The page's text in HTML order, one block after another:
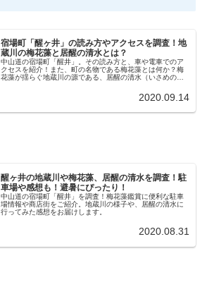
宿場町「醒ヶ井」の読み方やアクセスを調査！地
蔵川の梅花藻と居醒の清水とは？
中山道の宿場町「醒井」。その読み方と、車や電車でのア
クセスを紹介！また、町の名物である梅花藻とは何か？梅
花藻が揺らぐ地蔵川の源である、居醒の清水（いさめのし
2020.09.14
醒ヶ井の地蔵川や梅花藻、居醒の清水を調査！駐
車場や感想も！避暑にぴったり！
中山道の宿場町「醒井」を調査！梅花藻鑑賞に便利な駐車
場情報や商店街をご紹介。地蔵川の様子や、居醒の清水に
行ってみた感想をお届けします。
2020.08.31